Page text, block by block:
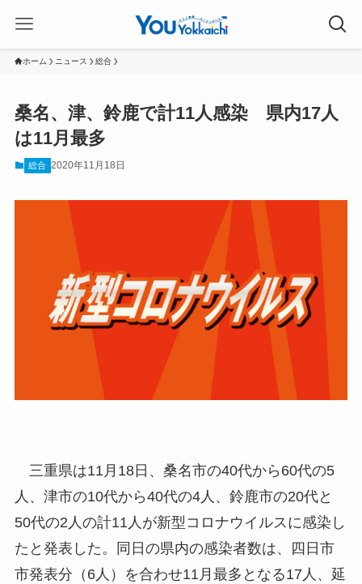
ホーム ニュース 総合
桑名、津、鈴鹿で計11人感染 県内17人
は11月最多
総合 2020年11月18日
三重県は11月18日、桑名市の40代から60代の5
人、津市の10代から40代の4人、鈴鹿市の20代と
50代の2人の計11人が新型コロナウイルスに感染し
たと発表した。同日の県内の感染者数は、四日市
市発表分（6人）を合わせ11月最多となる17人、延